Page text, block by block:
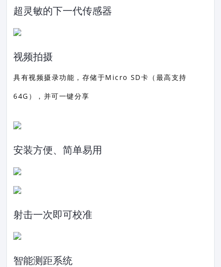
超灵敏的下一代传感器
视频拍摄
具有视频摄录功能，存储于Micro SD卡（最高支持
64G），并可一键分享
安装方便、简单易用
射击一次即可校准
智能测距系统